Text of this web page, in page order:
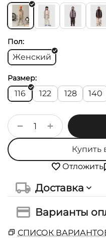
Пол:
Женский
Размер:
116 122 128 140
+
−
Купить
Отложить
Доставка
Варианты
СПИСОК